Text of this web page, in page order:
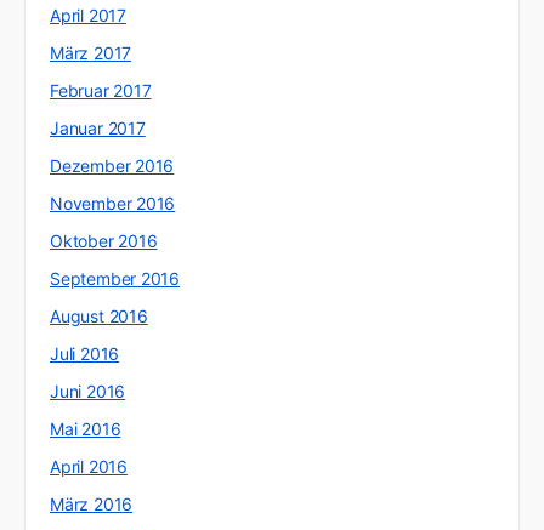
April 2017
März 2017
Februar 2017
Januar 2017
Dezember 2016
November 2016
Oktober 2016
September 2016
August 2016
Juli 2016
Juni 2016
Mai 2016
April 2016
März 2016